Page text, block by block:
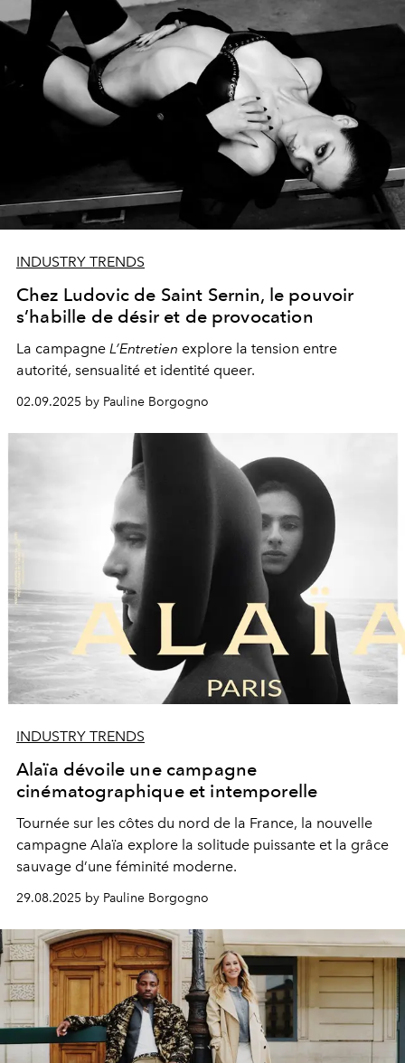
INDUSTRY TRENDS
Chez Ludovic de Saint Sernin, le pouvoir
s’habille de désir et de provocation
La campagne L’Entretien explore la tension entre
autorité, sensualité et identité queer.
02.09.2025 by Pauline Borgogno
INDUSTRY TRENDS
Alaïa dévoile une campagne
cinématographique et intemporelle
Tournée sur les côtes du nord de la France, la nouvelle
campagne Alaïa explore la solitude puissante et la grâce
sauvage d’une féminité moderne.
29.08.2025 by Pauline Borgogno